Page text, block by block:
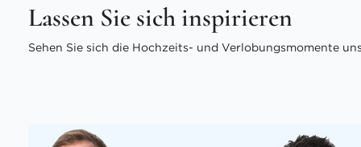
Lassen Sie sich inspirieren
Sehen Sie sich die Hochzeits- und Verlobungsmomente